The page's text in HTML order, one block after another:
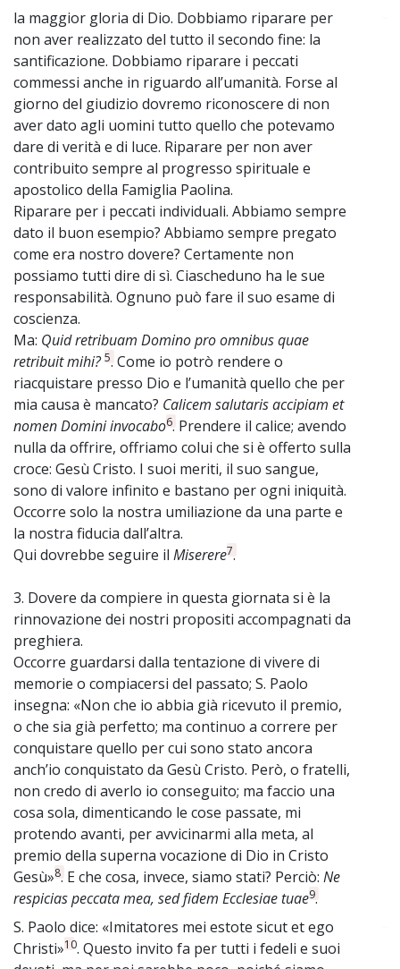
la maggior gloria di Dio. Dobbiamo riparare per
non aver realizzato del tutto il secondo fine: la
santificazione. Dobbiamo riparare i peccati
commessi anche in riguardo all’umanità. Forse al
giorno del giudizio dovremo riconoscere di non
aver dato agli uomini tutto quello che potevamo
dare di verità e di luce. Riparare per non aver
contribuito sempre al progresso spirituale e
apostolico della Famiglia Paolina.
Riparare per i peccati individuali. Abbiamo sempre
dato il buon esempio? Abbiamo sempre pregato
come era nostro dovere? Certamente non
possiamo tutti dire di sì. Ciascheduno ha le sue
responsabilità. Ognuno può fare il suo esame di
coscienza.
Ma: Quid retribuam Domino pro omnibus quae
retribuit mihi?5. Come io potrò rendere o
riacquistare presso Dio e l’umanità quello che per
mia causa è mancato? Calicem salutaris accipiam et
nomen Domini invocabo6. Prendere il calice; avendo
nulla da offrire, offriamo colui che si è offerto sulla
croce: Gesù Cristo. I suoi meriti, il suo sangue,
sono di valore infinito e bastano per ogni iniquità.
Occorre solo la nostra umiliazione da una parte e
la nostra fiducia dall’altra.
Qui dovrebbe seguire il Miserere7.
3. Dovere da compiere in questa giornata si è la
rinnovazione dei nostri propositi accompagnati da
preghiera.
Occorre guardarsi dalla tentazione di vivere di
memorie o compiacersi del passato; S. Paolo
insegna: «Non che io abbia già ricevuto il premio,
o che sia già perfetto; ma continuo a correre per
conquistare quello per cui sono stato ancora
anch’io conquistato da Gesù Cristo. Però, o fratelli,
non credo di averlo io conseguito; ma faccio una
cosa sola, dimenticando le cose passate, mi
protendo avanti, per avvicinarmi alla meta, al
premio della superna vocazione di Dio in Cristo
Gesù»8. E che cosa, invece, siamo stati? Perciò: Ne
respicias peccata mea, sed fidem Ecclesiae tuae9.
S. Paolo dice: «Imitatores mei estote sicut et ego
Christi»10. Questo invito fa per tutti i fedeli e suoi